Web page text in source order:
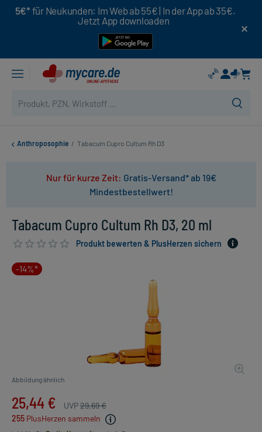
5€* für Neukunden: Im Web ab 55€ | In der App ab 35€.
Jetzt App downloaden
Anthroposophie / Tabacum Cupro Cultum Rh D3
Nur für kurze Zeit: Gratis-Versand* ab 19€
Mindestbestellwert!
Tabacum Cupro Cultum Rh D3, 20 ml
Produkt bewerten & PlusHerzen sichern
-14%*
Abbildung ähnlich
25,44 € UVP29,69 €
255 PlusHerzen sammeln